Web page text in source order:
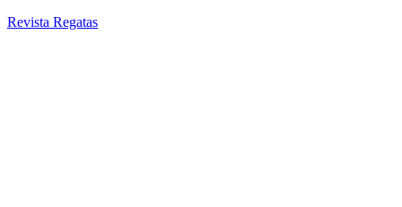
Revista Regatas